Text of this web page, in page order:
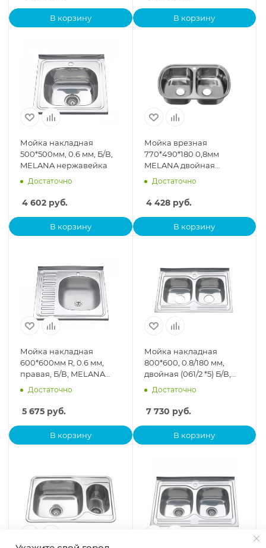
В корзину В корзину
Мойка накладная
500*500мм, 0.6 мм, Б/В,
MELANA нержавейка
Достаточно
4 602 руб.
В корзину
Мойка врезная
770*490*180 0,8мм
MELANA двойная
прямоугольная без
сифона, нержавейка
Достаточно
4 428руб.
В корзину
Мойка накладная
600*600мм R, 0.6 мм,
правая, Б/В, MELANA
нержавейка
Достаточно
5 675 руб.
В корзину
Мойка накладная
800*600, 0.8/180 мм,
двойная (061/2 *5) Б/В,
MELANA нержавейка
Достаточно
7 730 руб.
В корзину